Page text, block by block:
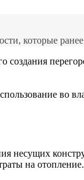
которые
создания
во
несущих
на отопление.